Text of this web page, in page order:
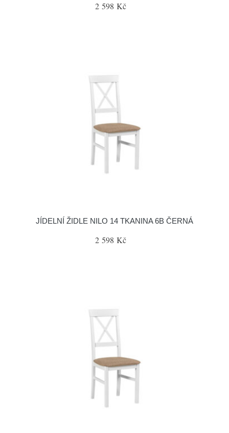
2 598 Kč
JÍDELNÍ ŽIDLE NILO 14 TKANINA 6B ČERNÁ
2 598 Kč